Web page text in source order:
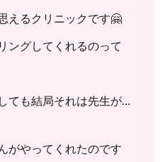
えるクリニックです🤗
ングしてくれるのって
ても結局それは先生が…
がやってくれたのです